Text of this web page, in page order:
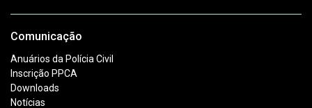
Comunicação
Anuários da Polícia Civil
Inscrição PPCA
Downloads
Notícias